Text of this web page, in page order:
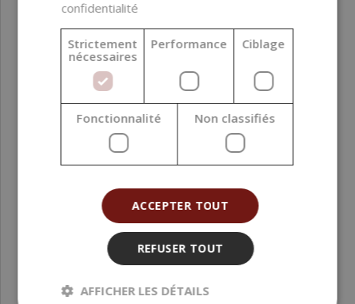
Huile parfumée Fève de vanille, 100 ml
12,59 €
(125,90 € / l)
confidentialité
Strictement
nécessaires
Performance Ciblage
Fonctionnalité Non classifiés
ACCEPTER TOUT
REFUSER TOUT
AFFICHER LES DÉTAILS